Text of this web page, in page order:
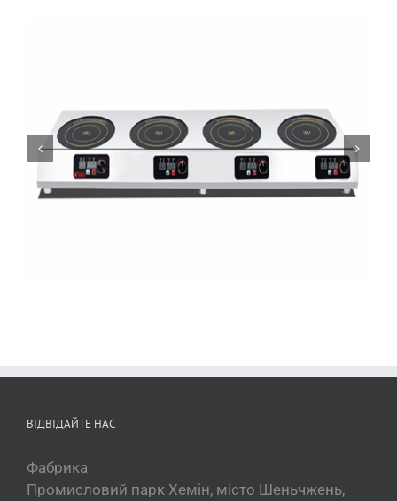
BZT-A6 H35 Комерційна горизонтальна індукційна
плита з 4 конфорками
ВІДВІДАЙТЕ НАС
Фабрика
Промисловий парк Хемін, місто Шеньчжень,